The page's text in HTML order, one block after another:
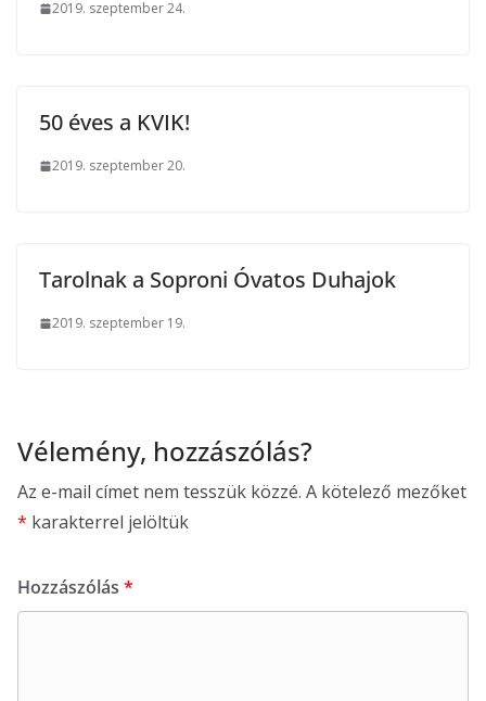
2019. szeptember 24.
50 éves a KVIK!
2019. szeptember 20.
Tarolnak a Soproni Óvatos Duhajok
2019. szeptember 19.
Vélemény, hozzászólás?
Az e-mail címet nem tesszük közzé. A kötelező mezőket
* karakterrel jelöltük
Hozzászólás *